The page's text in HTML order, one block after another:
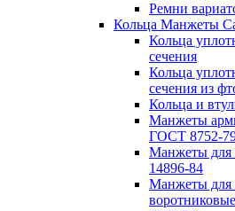
Ремни
Кольца Манжеты
Кольца
сечения
Кольца
сечения из
Кольца и
Манжеты
ГОСТ 8752-
Манжеты для
14896-84
Манжеты для